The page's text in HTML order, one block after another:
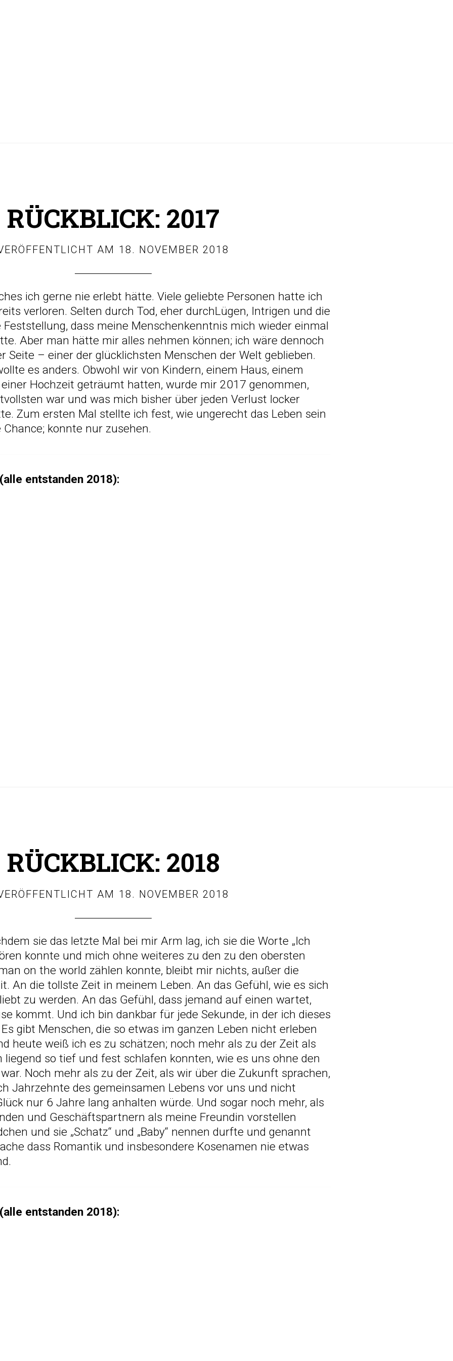
RÜCKBLICK: 2017
AM 18. NOVEMBER 2018
ich gerne nie erlebt hätte. Viele geliebte Personen hatte ich
verloren. Selten durch Tod, eher durchLügen, Intrigen und die
dass meine Menschenkenntnis mich wieder einmal
Aber man hätte mir alles nehmen können; ich wäre dennoch
Seite – einer der glücklichsten Menschen der Welt geblieben.
es anders. Obwohl wir von Kindern, einem Haus, einem
Hochzeit geträumt hatten, wurde mir 2017 genommen,
war und was mich bisher über jeden Verlust locker
Zum ersten Mal stellte ich fest, wie ungerecht das Leben sein
konnte nur zusehen.
entstanden 2018):
RÜCKBLICK: 2018
AM 18. NOVEMBER 2018
sie das letzte Mal bei mir Arm lag, ich sie die Worte „Ich
konnte und mich ohne weiteres zu den zu den obersten
on the world zählen konnte, bleibt mir nichts, außer die
An die tollste Zeit in meinem Leben. An das Gefühl, wie es sich
zu werden. An das Gefühl, dass jemand auf einen wartet,
kommt. Und ich bin dankbar für jede Sekunde, in der ich dieses
gibt Menschen, die so etwas im ganzen Leben nicht erleben
heute weiß ich es zu schätzen; noch mehr als zu der Zeit als
so tief und fest schlafen konnten, wie es uns ohne den
Noch mehr als zu der Zeit, als wir über die Zukunft sprachen,
Jahrzehnte des gemeinsamen Lebens vor uns und nicht
nur 6 Jahre lang anhalten würde. Und sogar noch mehr, als
und Geschäftspartnern als meine Freundin vorstellen
und sie „Schatz“ und „Baby“ nennen durfte und genannt
dass Romantik und insbesondere Kosenamen nie etwas
entstanden 2018):